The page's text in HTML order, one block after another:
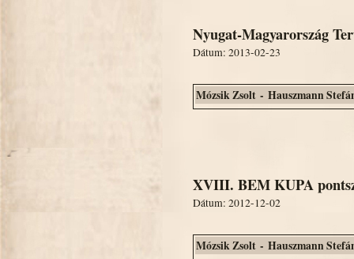
Nyugat-Magyarország
Dátum: 2013-02-23
Mózsik Zsolt - Hauszmann
XVIII. BEM KUPA
Dátum: 2012-12-02
Mózsik Zsolt - Hauszmann